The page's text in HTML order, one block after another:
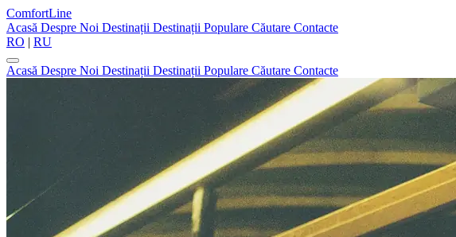
ComfortLine
Acasă Despre Noi Destinații Destinații Populare Căutare Contacte
RO | RU
Acasă Despre Noi Destinații Destinații Populare Căutare Contacte